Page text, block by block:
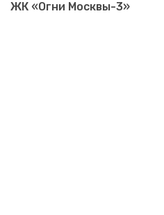
ЖК «Огни Москвы-3»